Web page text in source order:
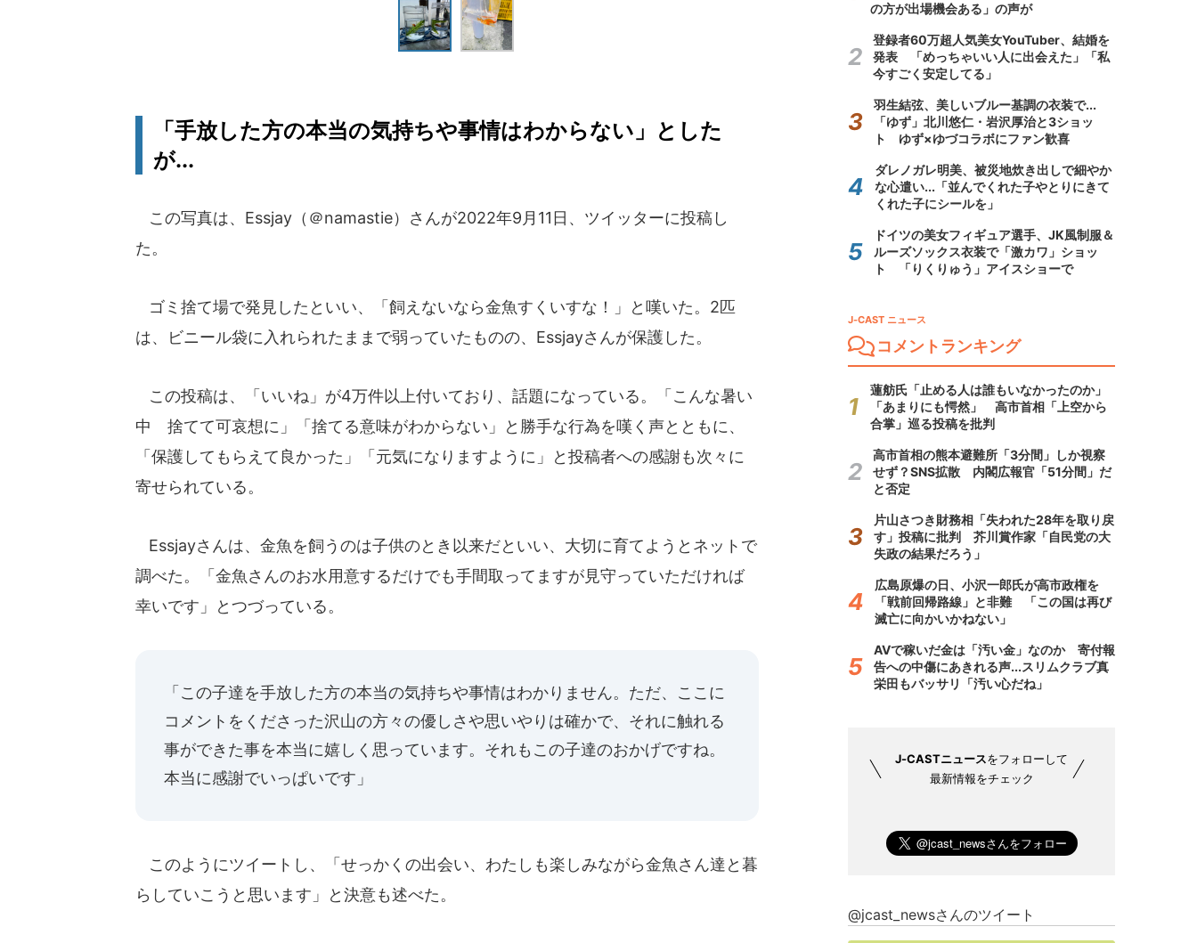
「手放した方の本当の気持ちや事情はわからない」とした
が...
この写真は、Essjay（＠namastie）さんが2022年9月11日、ツイッターに投稿し
た。
ゴミ捨て場で発見したといい、「飼えないなら金魚すくいすな！」と嘆いた。2匹
は、ビニール袋に入れられたままで弱っていたものの、Essjayさんが保護した。
この投稿は、「いいね」が4万件以上付いており、話題になっている。「こんな暑い
中 捨てて可哀想に」「捨てる意味がわからない」と勝手な行為を嘆く声とともに、
「保護してもらえて良かった」「元気になりますように」と投稿者への感謝も次々に
寄せられている。
Essjayさんは、金魚を飼うのは子供のとき以来だといい、大切に育てようとネットで
調べた。「金魚さんのお水用意するだけでも手間取ってますが見守っていただければ
幸いです」とつづっている。
「この子達を手放した方の本当の気持ちや事情はわかりません。ただ、ここに
コメントをくださった沢山の方々の優しさや思いやりは確かで、それに触れる
事ができた事を本当に嬉しく思っています。それもこの子達のおかげですね。
本当に感謝でいっぱいです」
このようにツイートし、「せっかくの出会い、わたしも楽しみながら金魚さん達と暮
らしていこうと思います」と決意も述べた。
の方が出場機会ある」の声が
登録者60万超人気美女YouTuber、結婚を
発表 「めっちゃいい人に出会えた」「私
今すごく安定してる」
羽生結弦、美しいブルー基調の衣装で...
「ゆず」北川悠仁・岩沢厚治と3ショッ
ト ゆず×ゆづコラボにファン歓喜
ダレノガレ明美、被災地炊き出しで細やか
な心遣い...「並んでくれた子やとりにきて
くれた子にシールを」
ドイツの美女フィギュア選手、JK風制服＆
ルーズソックス衣装で「激カワ」ショッ
ト 「りくりゅう」アイスショーで
J-CAST ニュース
コメントランキング
蓮舫氏「止める人は誰もいなかったのか」
「あまりにも愕然」 高市首相「上空から
合掌」巡る投稿を批判
高市首相の熊本避難所「3分間」しか視察
せず？SNS拡散 内閣広報官「51分間」だ
と否定
片山さつき財務相「失われた28年を取り戻
す」投稿に批判 芥川賞作家「自民党の大
失政の結果だろう」
広島原爆の日、小沢一郎氏が高市政権を
「戦前回帰路線」と非難 「この国は再び
滅亡に向かいかねない」
AVで稼いだ金は「汚い金」なのか 寄付報
告への中傷にあきれる声...スリムクラブ真
栄田もバッサリ「汚い心だね」
J-CASTニュースをフォローして
最新情報をチェック
@jcast_newsさんのツイート